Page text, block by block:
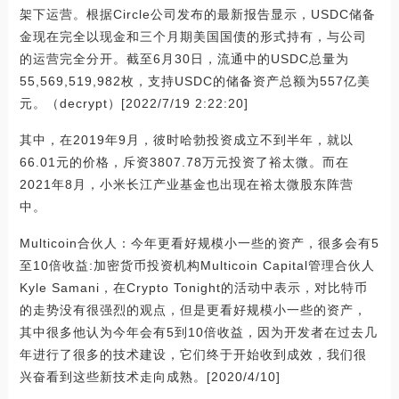
架下运营。根据Circle公司发布的最新报告显示，USDC储备
金现在完全以现金和三个月期美国国债的形式持有，与公司
的运营完全分开。截至6月30日，流通中的USDC总量为
55,569,519,982枚，支持USDC的储备资产总额为557亿美
元。（decrypt）[2022/7/19 2:22:20]
其中，在2019年9月，彼时哈勃投资成立不到半年，就以
66.01元的价格，斥资3807.78万元投资了裕太微。而在
2021年8月，小米长江产业基金也出现在裕太微股东阵营
中。
Multicoin合伙人：今年更看好规模小一些的资产，很多会有5
至10倍收益:加密货币投资机构Multicoin Capital管理合伙人
Kyle Samani，在Crypto Tonight的活动中表示，对比特币
的走势没有很强烈的观点，但是更看好规模小一些的资产，
其中很多他认为今年会有5到10倍收益，因为开发者在过去几
年进行了很多的技术建设，它们终于开始收到成效，我们很
兴奋看到这些新技术走向成熟。[2020/4/10]